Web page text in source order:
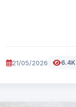
21/05/2026 6.4K